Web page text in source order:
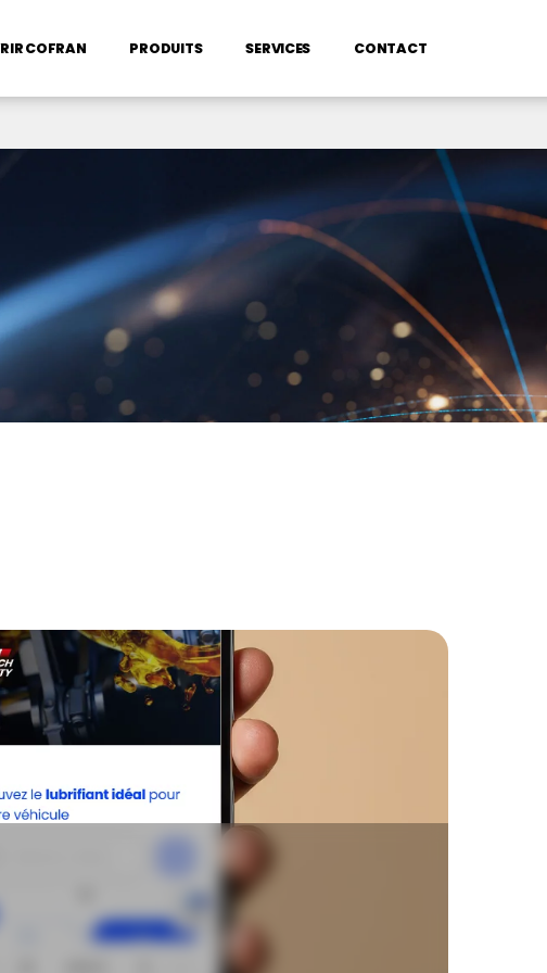
COFRAN PRODUITS SERVICES CONTACT